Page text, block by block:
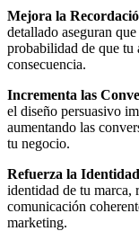
Mejora la
detallado aseguran
probabilidad de que tu
consecuencia.
Incrementa las
el diseño persuasivo
aumentando las
tu negocio.
Refuerza la
identidad de tu marca,
comunicación
marketing.